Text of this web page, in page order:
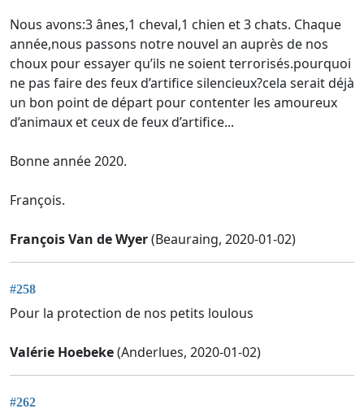
Nous avons:3 ânes,1 cheval,1 chien et 3 chats. Chaque
année,nous passons notre nouvel an auprès de nos
choux pour essayer qu’ils ne soient terrorisés.pourquoi
ne pas faire des feux d’artifice silencieux?cela serait déjà
un bon point de départ pour contenter les amoureux
d’animaux et ceux de feux d’artifice...
Bonne année 2020.
François.
François Van de Wyer(Beauraing, 2020-01-02)
#258
Pour la protection de nos petits loulous
Valérie Hoebeke(Anderlues, 2020-01-02)
#262